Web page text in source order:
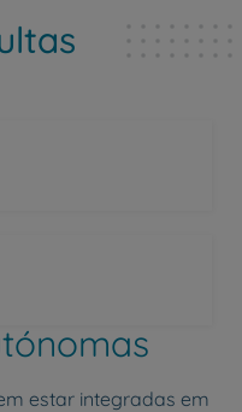
estar integradas em